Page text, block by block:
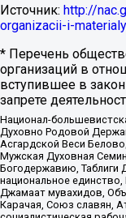
Источник: http://
organizacii-i-
* Перечень
организаций в
вступившее в
запрете
Национал-
Духовно Родовой
Асгардской Веси
Мужская Духовная
Богодержавию, Таблиги
национальное
Джамаат мувахидов,
Карачая, Союз славян,